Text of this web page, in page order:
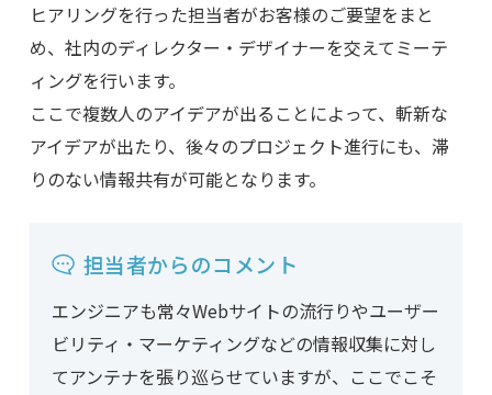
ヒアリングを行った担当者がお客様のご要望をまと
め、社内のディレクター・デザイナーを交えてミーテ
ィングを行います。
ここで複数人のアイデアが出ることによって、斬新な
アイデアが出たり、後々のプロジェクト進行にも、滞
りのない情報共有が可能となります。
担当者からのコメント
エンジニアも常々Webサイトの流行りやユーザー
ビリティ・マーケティングなどの情報収集に対し
てアンテナを張り巡らせていますが、ここでこそ